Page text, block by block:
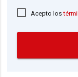
Acepto los